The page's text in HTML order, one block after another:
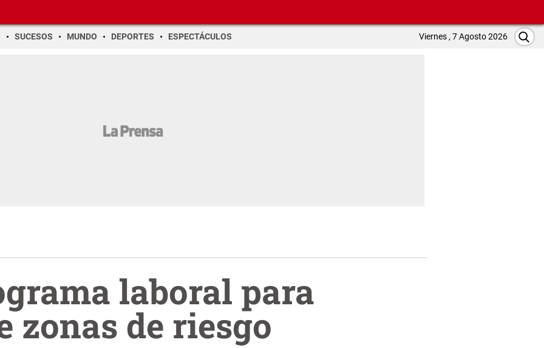
SUCESOS MUNDO DEPORTES ESPECTÁCULOS Viernes , 7 Agosto 2026
laboral para
zonas de riesgo